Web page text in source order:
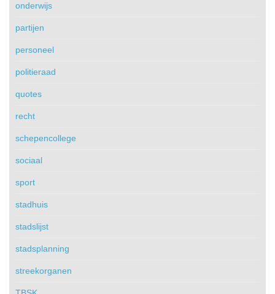
onderwijs
partijen
personeel
politieraad
quotes
recht
schepencollege
sociaal
sport
stadhuis
stadslijst
stadsplanning
streekorganen